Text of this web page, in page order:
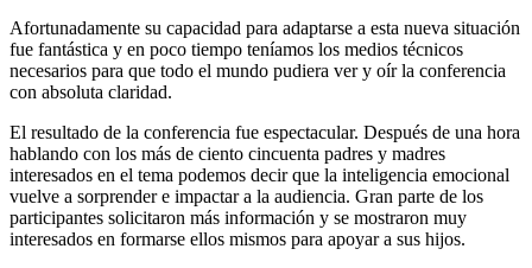
Afortunadamente su capacidad para adaptarse a esta nueva situación
fue fantástica y en poco tiempo teníamos los medios técnicos
necesarios para que todo el mundo pudiera ver y oír la conferencia
con absoluta claridad.
El resultado de la conferencia fue espectacular. Después de una hora
hablando con los más de ciento cincuenta padres y madres
interesados en el tema podemos decir que la inteligencia emocional
vuelve a sorprender e impactar a la audiencia. Gran parte de los
participantes solicitaron más información y se mostraron muy
interesados en formarse ellos mismos para apoyar a sus hijos.